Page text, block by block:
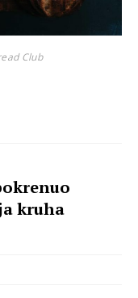
Club
kruha